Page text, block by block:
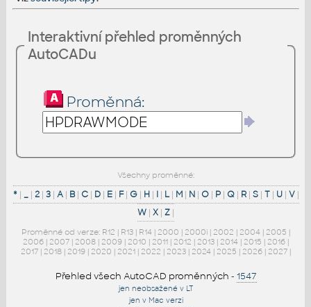
Interaktivní přehled proměnných
AutoCADu
Proměnná:
Všechny proměnné:
*| _| 2| 3| A| B| C| D| E| F| G| H | I| L| M| N| O| P| Q| R| S| T| U| V|
W | X | Z |
Proměnné od verze: R12 | R13 | R14 | 2000 | 2000i | 2002 | 2004 | 2005 |
2006 | 2007 | 2008 | 2009 | 2010 | 2011 | 2012 | 2013 | 2014 | 2015 | 2016 |
2017 | 2018 | 2019 | 2020 | 2021 | 2022 | 2023 | 2024 | 2025 | 2026 | 2027 |
Přehled všech AutoCAD proměnných - 1547
jen neobsažené v LT
jen v Mac verzi